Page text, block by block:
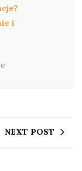
i
NEXT POST